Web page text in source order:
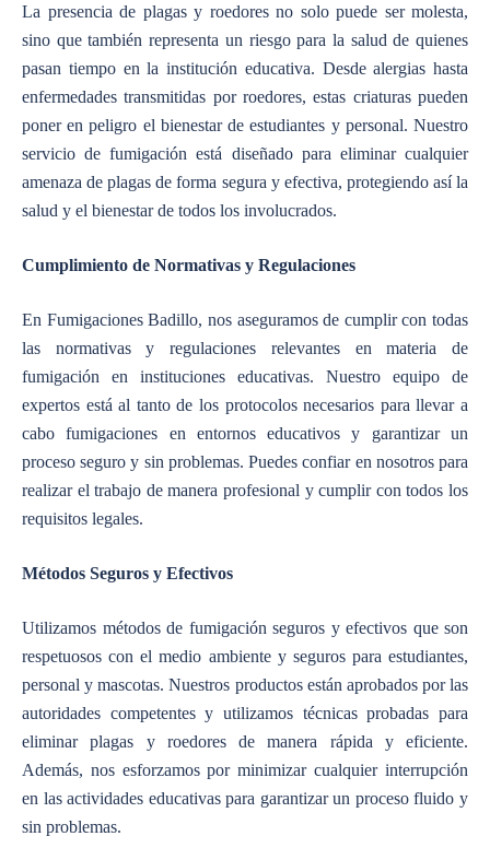
La presencia de plagas y roedores no solo puede ser molesta,
sino que también representa un riesgo para la salud de quienes
pasan tiempo en la institución educativa. Desde alergias hasta
enfermedades transmitidas por roedores, estas criaturas pueden
poner en peligro el bienestar de estudiantes y personal. Nuestro
servicio de fumigación está diseñado para eliminar cualquier
amenaza de plagas de forma segura y efectiva, protegiendo así la
salud y el bienestar de todos los involucrados.
Cumplimiento de Normativas y Regulaciones
En Fumigaciones Badillo, nos aseguramos de cumplir con todas
las normativas y regulaciones relevantes en materia de
fumigación en instituciones educativas. Nuestro equipo de
expertos está al tanto de los protocolos necesarios para llevar a
cabo fumigaciones en entornos educativos y garantizar un
proceso seguro y sin problemas. Puedes confiar en nosotros para
realizar el trabajo de manera profesional y cumplir con todos los
requisitos legales.
Métodos Seguros y Efectivos
Utilizamos métodos de fumigación seguros y efectivos que son
respetuosos con el medio ambiente y seguros para estudiantes,
personal y mascotas. Nuestros productos están aprobados por las
autoridades competentes y utilizamos técnicas probadas para
eliminar plagas y roedores de manera rápida y eficiente.
Además, nos esforzamos por minimizar cualquier interrupción
en las actividades educativas para garantizar un proceso fluido y
sin problemas.